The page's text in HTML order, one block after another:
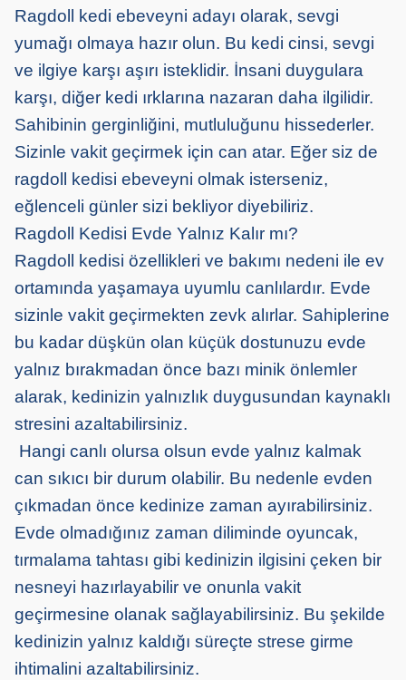
Ragdoll kedi ebeveyni adayı olarak, sevgi
yumağı olmaya hazır olun. Bu kedi cinsi, sevgi
ve ilgiye karşı aşırı isteklidir. İnsani duygulara
karşı, diğer kedi ırklarına nazaran daha ilgilidir.
Sahibinin gerginliğini, mutluluğunu hissederler.
Sizinle vakit geçirmek için can atar. Eğer siz de
ragdoll kedisi ebeveyni olmak isterseniz,
eğlenceli günler sizi bekliyor diyebiliriz.
Ragdoll Kedisi Evde Yalnız Kalır mı?
Ragdoll kedisi özellikleri ve bakımı nedeni ile ev
ortamında yaşamaya uyumlu canlılardır. Evde
sizinle vakit geçirmekten zevk alırlar. Sahiplerine
bu kadar düşkün olan küçük dostunuzu evde
yalnız bırakmadan önce bazı minik önlemler
alarak, kedinizin yalnızlık duygusundan kaynaklı
stresini azaltabilirsiniz.
Hangi canlı olursa olsun evde yalnız kalmak
can sıkıcı bir durum olabilir. Bu nedenle evden
çıkmadan önce kedinize zaman ayırabilirsiniz.
Evde olmadığınız zaman diliminde oyuncak,
tırmalama tahtası gibi kedinizin ilgisini çeken bir
nesneyi hazırlayabilir ve onunla vakit
geçirmesine olanak sağlayabilirsiniz. Bu şekilde
kedinizin yalnız kaldığı süreçte strese girme
ihtimalini azaltabilirsiniz.